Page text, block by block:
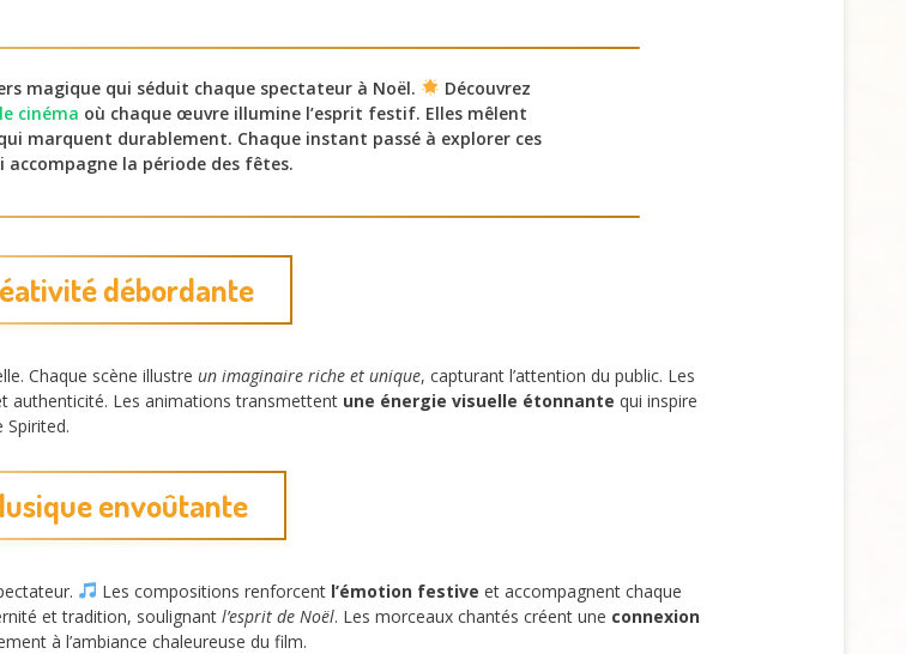
magique qui séduit chaque spectateur à Noël.
Découvrez
cinéma où chaque œuvre illumine l’esprit festif. Elles mêlent
marquent durablement. Chaque instant passé à explorer ces
accompagne la période des fêtes.
débordante
Chaque scène illustre un imaginaire riche et unique, capturant l’attention du public. Les
authenticité. Les animations transmettent une énergie visuelle étonnante qui inspire
envoûtante
Les compositions renforcent l’émotion festive et accompagnent chaque
et tradition, soulignant l’esprit de Noël. Les morceaux chantés créent une connexion
à l’ambiance chaleureuse du film.